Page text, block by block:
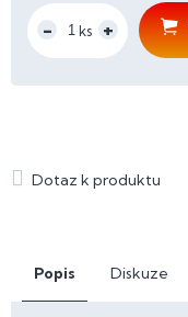
cena:
Popis Diskuze